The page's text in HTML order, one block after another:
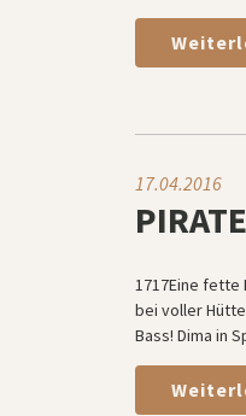
17.04.2016
1717Eine fette
bei voller
Bass! Dima in